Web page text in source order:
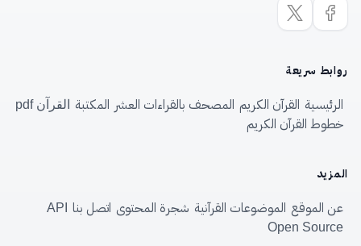
روابط سريعة
الرئيسية القرآن الكريم المصحف بالقراءات العشر المكتبة القرآن pdf
خطوط القرآن الكريم
المزيد
عن الموقع الموضوعات القرآنية شجرة المحتوى اتصل بنا
API
Open Source